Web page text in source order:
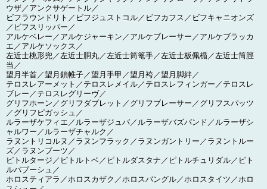
ウザ／アンクサゲートル／
ビフラウンドリト／ビフジュストコル／ビフカフス／ビフキャニオンズ
／ビフスリッパー／
アルケベレー／アルケジャーキン／アルケブレーサー／アルケブラッカ
エ／アルケソックス／
左近士桃形兜／左近士胴丸／左近士筒篭手／左近士板佩楯／左近士筒脛
当／
望月半首／望月鎖帷子／望月手甲／望月袴／望月脚絆／
テロスレアーメット／テロスレメイル／テロスレフィンガー／テロスレ
ブレー／テロスレグリーヴ／
グリフホーン／グリフダブレット／グリフブレーサー／グリフスパッツ
／グリフピガッシュ／
ルラーザケフィエ／ルラーザジュバ／ルラーザバズバンド／ルラーザシ
ャルワー／ルラーザチャルク／
ラヌントリコルヌ／ラヌンフラック／ラヌンガントリー／ラヌントルー
ズ／ラヌンブーツ／
ピトルタージ／ピトルトベ／ピトルダスタナ／ピトルチュリダル／ピト
ルバブーシュ／
ホロスティアラ／ホロスカザク／ホロスバングル／ホロスタイツ／ホロ